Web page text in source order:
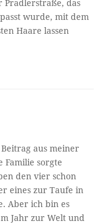
Pradlerstraße, das
wurde, mit dem
Haare lassen
aus meiner
Familie sorgte
den vier schon
eines zur Taufe in
Aber ich bin es
Jahr zur Welt und